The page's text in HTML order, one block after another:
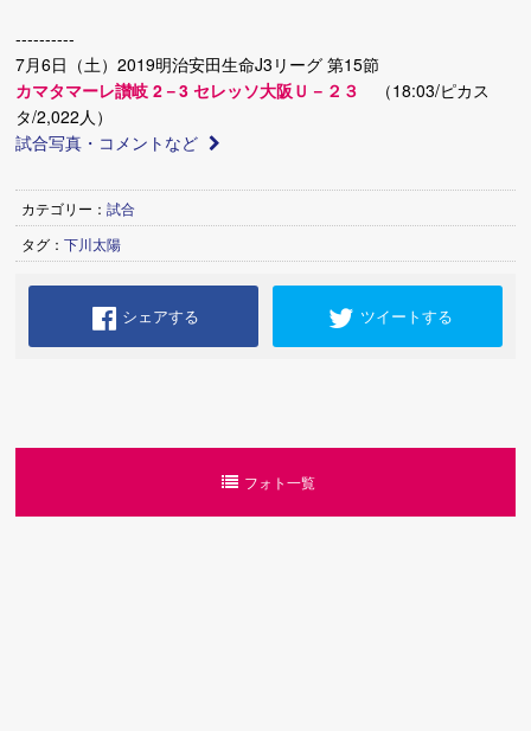
----------
7月6日（土）2019明治安田生命J3リーグ 第15節
カマタマーレ讃岐 2－3 セレッソ大阪Ｕ－２３
（18:03/ピカス
タ/2,022人）
試合写真・コメントなど
カテゴリー：試合
タグ：下川太陽
シェアする ツイートする
フォト一覧